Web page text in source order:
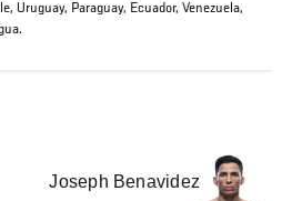
Uruguay, Paraguay, Ecuador, Venezuela,
Joseph Benavidez